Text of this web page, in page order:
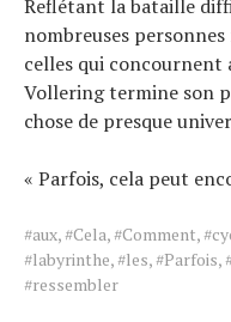
Reflétant la bataille
nombreuses
celles qui
Vollering termine son
chose de presque
« Parfois, cela peut
Tags
for
the
#aux,#Cela,#Comment,
#labyrinthe,#les,#Parfois,
#ressembler